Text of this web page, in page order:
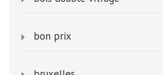
bon prix